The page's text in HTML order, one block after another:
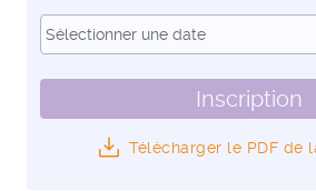
Sélectionner une date
Inscription
Télécharger le PDF de